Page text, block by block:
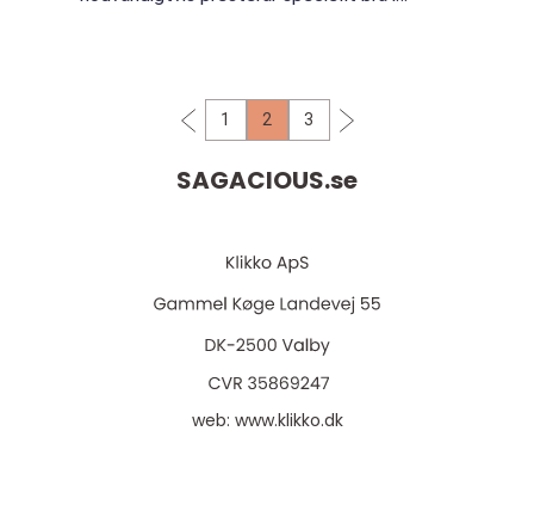
1 2 3
SAGACIOUS.se
web: www.klikko.dk